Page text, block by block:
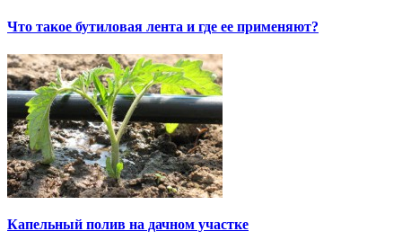
Что такое бутиловая лента и где ее применяют?
Капельный полив на дачном участке